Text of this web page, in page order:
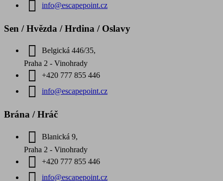
info@escapepoint.cz
Sen / Hvězda / Hrdina / Oslavy
Belgická 446/35,
Praha 2 - Vinohrady
+420 777 855 446
info@escapepoint.cz
Brána / Hráč
Blanická 9,
Praha 2 - Vinohrady
+420 777 855 446
info@escapepoint.cz